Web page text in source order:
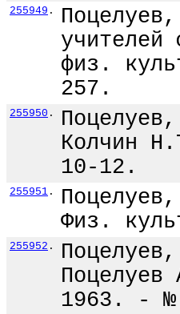
255949 .
учителей
физ.
257.
255950 .
Колчин
10-12.
255951 .
Физ.
255952 .
1963. -